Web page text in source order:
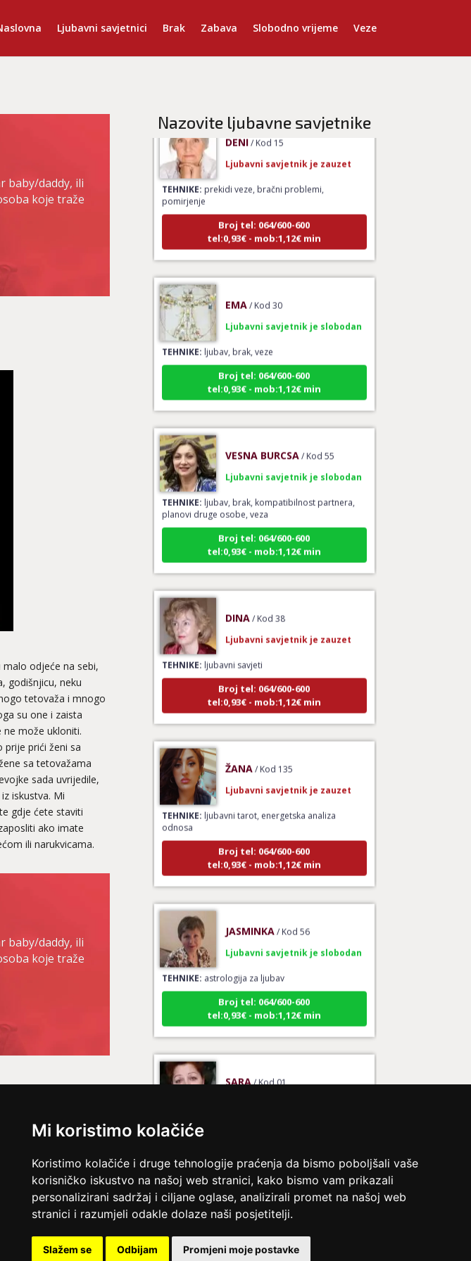
Mi koristimo kolačiće
Koristimo kolačiće i druge tehnologije praćenja da bismo poboljšali vaše
korisničko iskustvo na našoj web stranici, kako bismo vam prikazali
personalizirani sadržaj i ciljane oglase, analizirali promet na našoj web
stranici i razumjeli odakle dolaze naši posjetitelji.
Slažem se Odbijam Promjeni moje postavke
Ljubavni savjetnici Brak Zabava Slobodno vrijeme Veze
baby/daddy, ili
koje traže
odjeće na sebi,
godišnjicu, neku
tetovaža i mnogo
su one i zaista
može ukloniti.
prije prići ženi sa
sa tetovažama
sada uvrijedile,
iskustva. Mi
gdje ćete staviti
ako imate
ili narukvicama.
baby/daddy, ili
koje traže
Nazovite ljubavne savjetnike
veza
Broj tel: 064/600-600
DENI
TEHNIKE:prekidi veze, bračni problemi,
pomirjenje
Broj tel: 064/600-600
tel:0,93€ - mob:1,12€ min
TEHNIKE:ljubav, brak, veze
Broj tel: 064/600-600
tel:0,93€ - mob:1,12€ min
TEHNIKE:ljubav, brak, kompatibilnost partnera,
planovi druge osobe, veza
Broj tel: 064/600-600
tel:0,93€ - mob:1,12€ min
TEHNIKE:ljubavni savjeti
Broj tel: 064/600-600
tel:0,93€ - mob:1,12€ min
TEHNIKE:ljubavni tarot, energetska analiza
odnosa
Broj tel: 064/600-600
tel:0,93€ - mob:1,12€ min
TEHNIKE:astrologija za ljubav
Broj tel: 064/600-600
tel:0,93€ - mob:1,12€ min
tel:0,93€ - mob:1,12€ min
VESNA
/ Kod 05
Ljubavni savjetnik je zauzet